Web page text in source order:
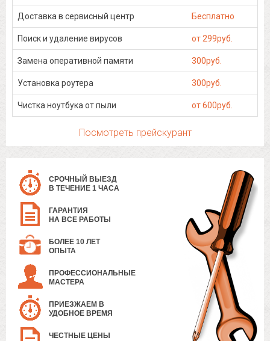
Доставка в сервисный центр Бесплатно
Поиск и удаление вирусов от 299руб.
Замена оперативной памяти 300руб.
Установка роутера 300руб.
Чистка ноутбука от пыли от 600руб.
Посмотреть прейскурант
СРОЧНЫЙ ВЫЕЗД
В ТЕЧЕНИЕ 1 ЧАСА
ГАРАНТИЯ
НА ВСЕ РАБОТЫ
БОЛЕЕ 10 ЛЕТ
ОПЫТА
ПРОФЕССИОНАЛЬНЫЕ
МАСТЕРА
ПРИЕЗЖАЕМ В
УДОБНОЕ ВРЕМЯ
ЧЕСТНЫЕ ЦЕНЫ